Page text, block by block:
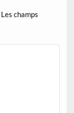
Les champs